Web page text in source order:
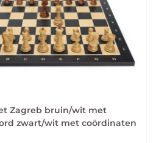
Zagreb bruin/wit met
zwart/wit met coördinaten